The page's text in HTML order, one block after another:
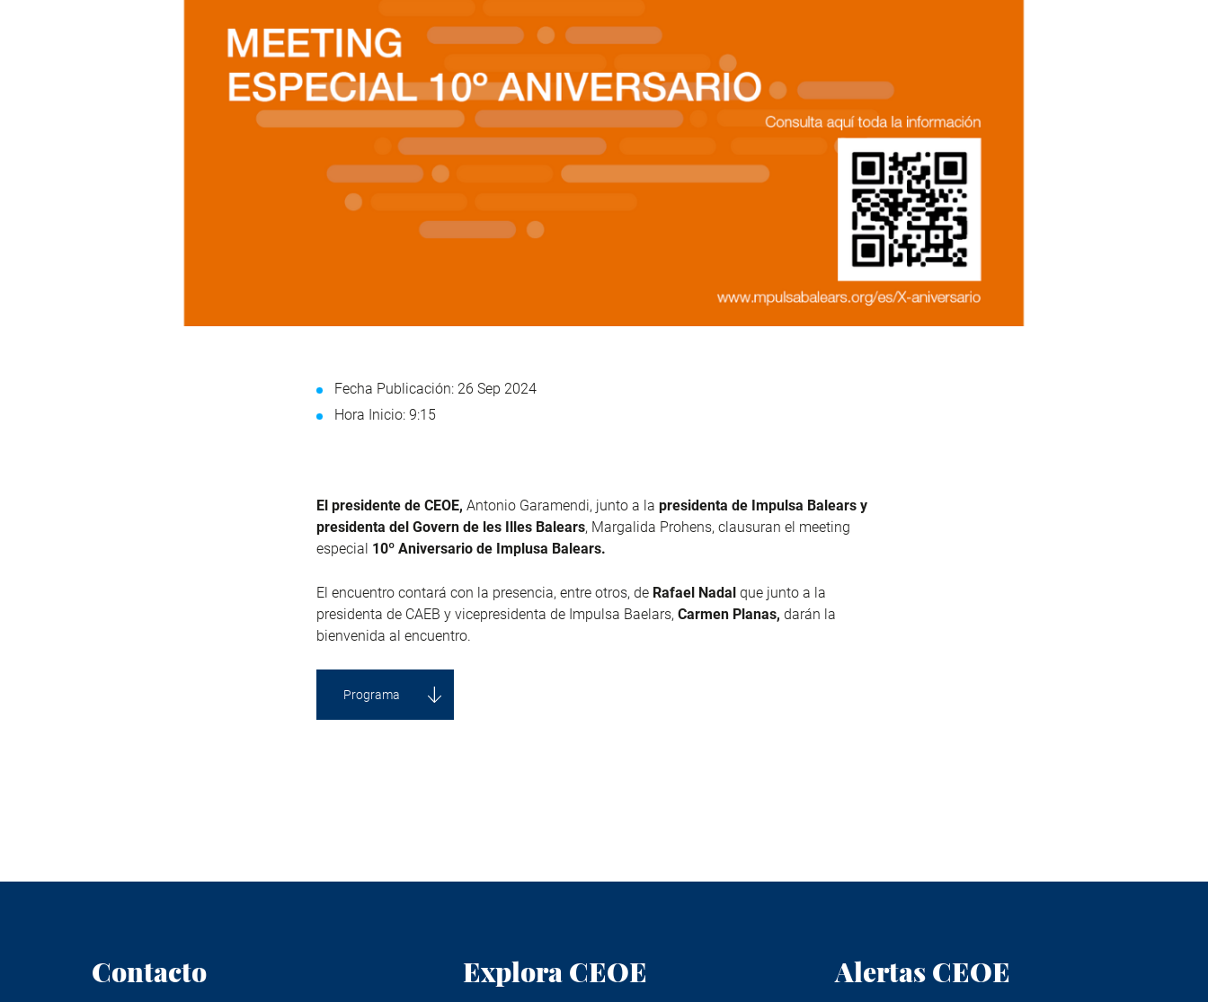
Fecha Publicación: 26 Sep 2024
Hora Inicio: 9:15
El presidente de CEOE, Antonio Garamendi, junto a la presidenta de Impulsa Balears y
presidenta del Govern de les Illes Balears, Margalida Prohens, clausuran el meeting
especial 10º Aniversario de Implusa Balears.
El encuentro contará con la presencia, entre otros, de Rafael Nadal que junto a la
presidenta de CAEB y vicepresidenta de Impulsa Baelars, Carmen Planas, darán la
bienvenida al encuentro.
Programa
Contacto Explora CEOE Alertas CEOE